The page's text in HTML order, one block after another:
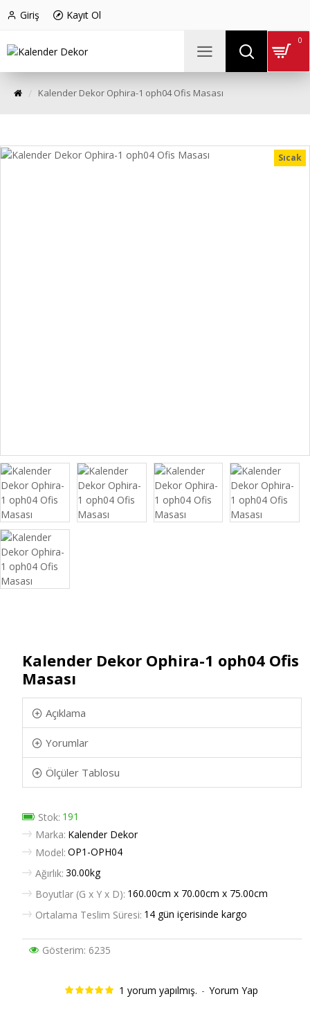
Giriş Kayıt Ol
0
Kalender Dekor Ophira-1 oph04 Ofis Masası
Sıcak
Kalender Dekor Ophira-1 oph04 Ofis
Masası
Açıklama
Yorumlar
Ölçüler Tablosu
Stok: 191
Marka: Kalender Dekor
Model: OP1-OPH04
Ağırlık: 30.00kg
Boyutlar (G x Y x D): 160.00cm x 70.00cm x 75.00cm
Ortalama Teslim Süresi: 14 gün içerisinde kargo
Gösterim: 6235
1 yorum yapılmış. - Yorum Yap